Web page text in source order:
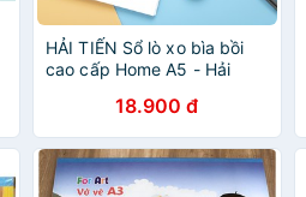
HẢI TIẾN Sổ lò xo bìa bồi
cao cấp Home A5 - Hải
18.900 đ